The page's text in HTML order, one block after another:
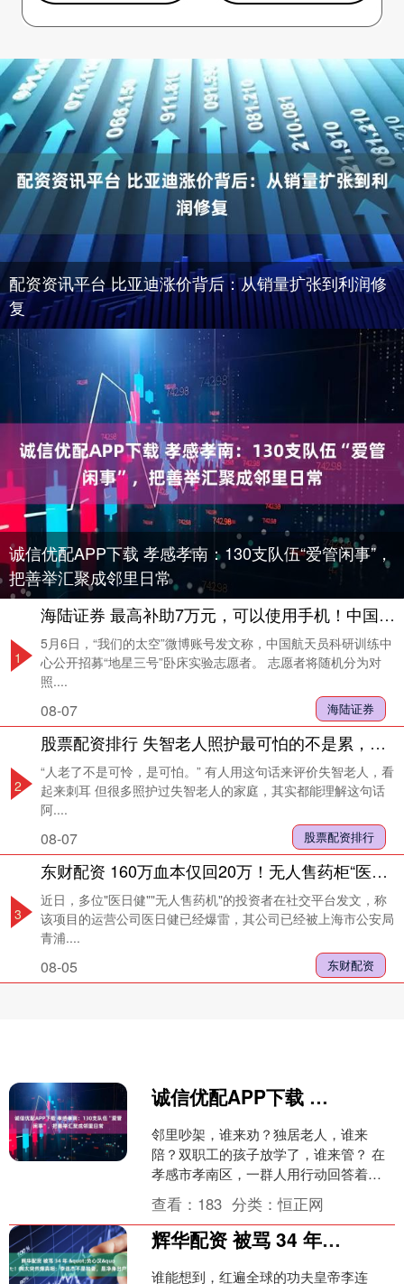
配资资讯平台 比亚迪涨价背后：从销量扩张到利润修
复
诚信优配APP下载 孝感孝南：130支队伍“爱管闲事”，
把善举汇聚成邻里日常
1
海陆证券 最高补助7万元，可以使用手机！中国航天员中心招“躺着赚钱”志愿者？详情戳→
海陆证券
5月6日，“我们的太空”微博账号发文称，中国航天员科研训练中
心公开招募“地星三号”卧床实验志愿者。 志愿者将随机分为对
照....
08-07
2
股票配资排行 失智老人照护最可怕的不是累，而是全家轮流也扛不住的长期失控状态…
股票配资排行
“人老了不是可怜，是可怕。” 有人用这句话来评价失智老人，看
起来刺耳 但很多照护过失智老人的家庭，其实都能理解这句话
阿....
08-07
3
东财配资 160万血本仅回20万！无人售药柜“医日健”爆雷，牵出复杂“假国企”江湖
东财配资
近日，多位"医日健""无人售药机"的投资者在社交平台发文，称
该项目的运营公司医日健已经爆雷，其公司已经被上海市公安局
青浦....
08-05
诚信优配APP下载 孝感孝南：130支队伍“爱管闲事”，把善举汇聚成邻里日常
邻里吵架，谁来劝？独居老人，谁来
陪？双职工的孩子放学了，谁来管？ 在
孝感市孝南区，一群人用行动回答着这
些问题。有人退休后当起调解员，有人
大学期间结对陪老人，有人....
查看： 183 分类：恒正网
辉华配资 被骂 34 年 &quot;负心汉&quot;！向太突然爆真相：李连杰不是抛妻，是净身出户
谁能想到，红遍全球的功夫皇帝李连